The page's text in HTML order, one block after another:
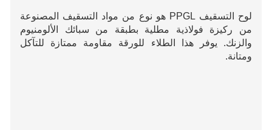
لوح التسقيف PPGL هو نوع من مواد التسقيف المصنوعة
من ركيزة فولاذية مطلية بطبقة من سبائك الألومنيوم
والزنك. يوفر هذا الطلاء للورقة مقاومة ممتازة للتآكل
ومتانة.